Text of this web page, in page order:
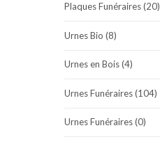
Plaques Funéraires (20)
Urnes Bio (8)
Urnes en Bois (4)
Urnes Funéraires (104)
Urnes Funéraires (0)